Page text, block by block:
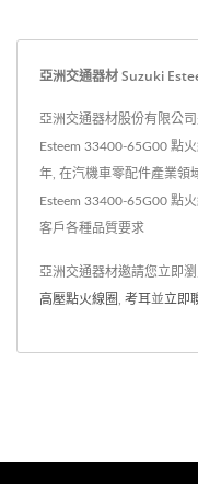
亞洲交通器材 Suzuki
亞洲交通器材股份有限公
Esteem 33400-65G00 點
年, 在汽機車零配件產業領
Esteem 33400-65G00 點
客戶各種品質要求
亞洲交通器材邀請您立即
高壓點火線圈 考耳並立即